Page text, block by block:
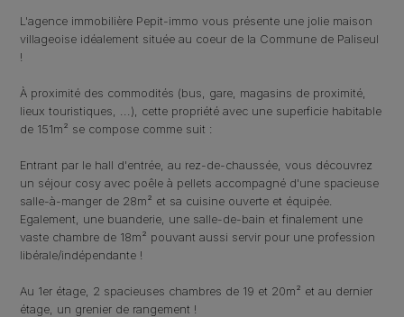
L'agence immobilière Pepit-immo vous présente une jolie maison
villageoise idéalement située au coeur de la Commune de Paliseul
!
À proximité des commodités (bus, gare, magasins de proximité,
lieux touristiques, ...), cette propriété avec une superficie habitable
de 151m² se compose comme suit :
Entrant par le hall d'entrée, au rez-de-chaussée, vous découvrez
un séjour cosy avec poêle à pellets accompagné d'une spacieuse
salle-à-manger de 28m² et sa cuisine ouverte et équipée.
Egalement, une buanderie, une salle-de-bain et finalement une
vaste chambre de 18m² pouvant aussi servir pour une profession
libérale/indépendante !
Au 1er étage, 2 spacieuses chambres de 19 et 20m² et au dernier
étage, un grenier de rangement !